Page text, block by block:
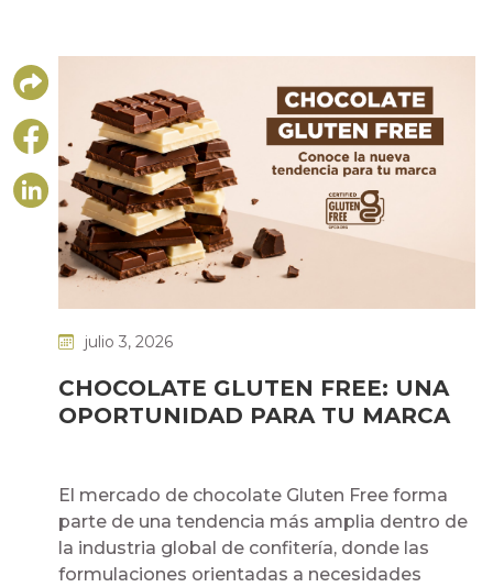
julio 3, 2026
CHOCOLATE GLUTEN FREE: UNA
OPORTUNIDAD PARA TU MARCA
El mercado de chocolate Gluten Free forma
parte de una tendencia más amplia dentro de
la industria global de confitería, donde las
formulaciones orientadas a necesidades